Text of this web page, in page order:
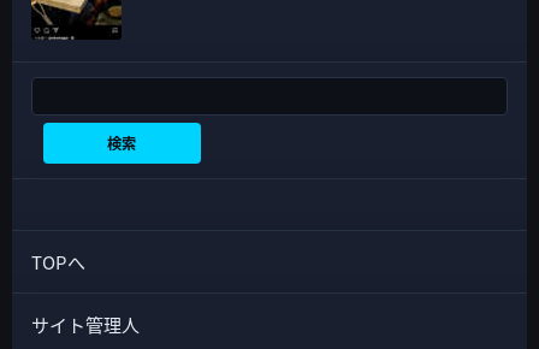
検索
TOPへ
サイト管理人